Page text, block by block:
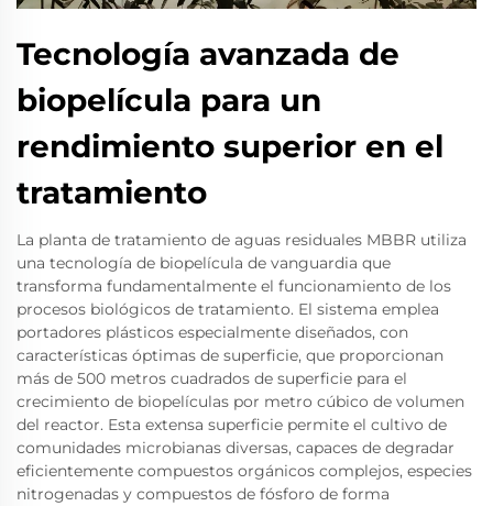
Tecnología avanzada de
biopelícula para un
rendimiento superior en el
tratamiento
La planta de tratamiento de aguas residuales MBBR utiliza
una tecnología de biopelícula de vanguardia que
transforma fundamentalmente el funcionamiento de los
procesos biológicos de tratamiento. El sistema emplea
portadores plásticos especialmente diseñados, con
características óptimas de superficie, que proporcionan
más de 500 metros cuadrados de superficie para el
crecimiento de biopelículas por metro cúbico de volumen
del reactor. Esta extensa superficie permite el cultivo de
comunidades microbianas diversas, capaces de degradar
eficientemente compuestos orgánicos complejos, especies
nitrogenadas y compuestos de fósforo de forma